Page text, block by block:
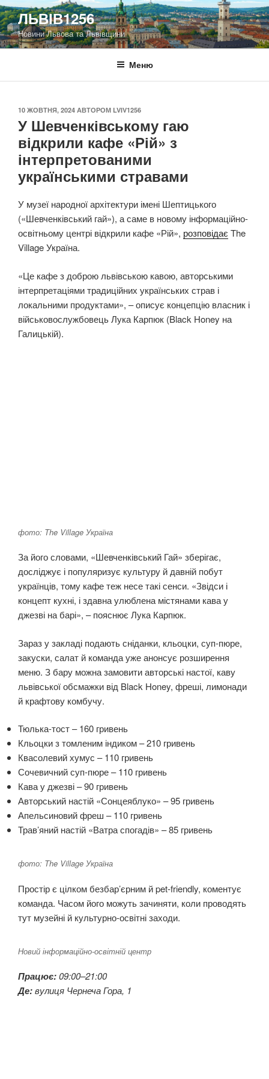
Перейти
до
вмісту
ЛЬВІВ1256
Новини Львова та Львівщини
Меню
ОПУБЛІКОВАНО
10 ЖОВТНЯ, 2024 АВТОРОМ LVIV1256
У Шевченківському гаю
відкрили кафе «Рій» з
інтерпретованими
українськими стравами
У музеї народної архітектури імені Шептицького
(«Шевченківський гай»), а саме в новому інформаційно-
освітньому центрі відкрили кафе «Рій», розповідає The
Village Україна.
«Це кафе з доброю львівською кавою, авторськими
інтерпретаціями традиційних українських страв і
локальними продуктами», – описує концепцію власник і
військовослужбовець Лука Карпюк (Black Honey на
Галицькій).
фото: The Village Україна
За його словами, «Шевченківський Гай» зберігає,
досліджує і популяризує культуру й давній побут
українців, тому кафе теж несе такі сенси. «Звідси і
концепт кухні, і здавна улюблена містянами кава у
джезві на барі», – пояснює Лука Карпюк.
Зараз у закладі подають сніданки, кльоцки, суп-пюре,
закуски, салат й команда уже анонсує розширення
меню. З бару можна замовити авторські настої, каву
львівської обсмажки від Black Honey, фреші, лимонади
й крафтову комбучу.
Тюлька-тост – 160 гривень
Кльоцки з томленим індиком – 210 гривень
Квасолевий хумус – 110 гривень
Сочевичний суп-пюре – 110 гривень
Кава у джезві – 90 гривень
Авторський настій «Сонцеяблуко» – 95 гривень
Апельсиновий фреш – 110 гривень
Трав’яний настій «Ватра спогадів» – 85 гривень
фото: The Village Україна
Простір є цілком безбар’єрним й pet-friendly, коментує
команда. Часом його можуть зачиняти, коли проводять
тут музейні й культурно-освітні заходи.
Новий інформаційно-освітній центр
Працює:09:00–21:00
Де:вулиця Чернеча Гора, 1